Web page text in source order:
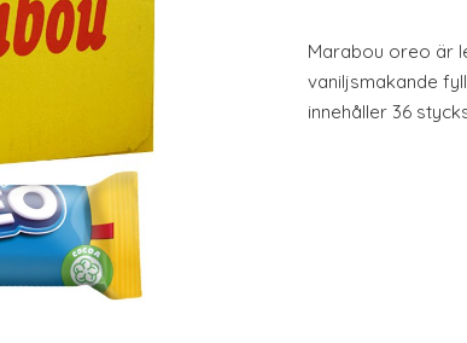
Marabou oreo är
vaniljsmakande
innehåller 36